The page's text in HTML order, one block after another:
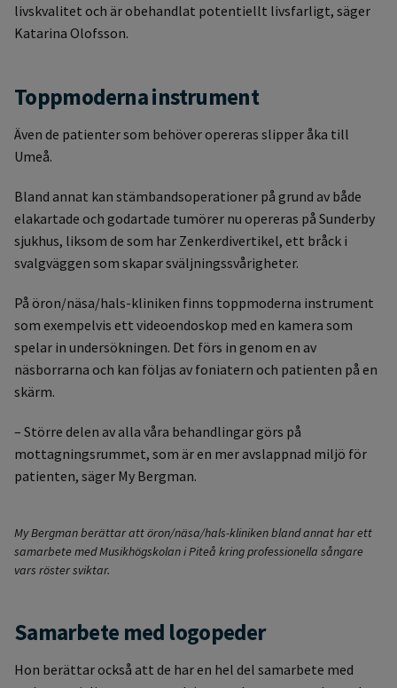
livskvalitet och är obehandlat potentiellt livsfarligt, säger
Katarina Olofsson.
Toppmoderna instrument
Även de patienter som behöver opereras slipper åka till
Umeå.
Bland annat kan stämbandsoperationer på grund av både
elakartade och godartade tumörer nu opereras på Sunderby
sjukhus, liksom de som har Zenkerdivertikel, ett bråck i
svalgväggen som skapar sväljningssvårigheter.
På öron/näsa/hals-kliniken finns toppmoderna instrument
som exempelvis ett videoendoskop med en kamera som
spelar in undersökningen. Det förs in genom en av
näsborrarna och kan följas av foniatern och patienten på en
skärm.
– Större delen av alla våra behandlingar görs på
mottagningsrummet, som är en mer avslappnad miljö för
patienten, säger My Bergman.
My Bergman berättar att öron/näsa/hals-kliniken bland annat har ett
samarbete med Musikhögskolan i Piteå kring professionella sångare
vars röster sviktar.
Samarbete med logopeder
Hon berättar också att de har en hel del samarbete med